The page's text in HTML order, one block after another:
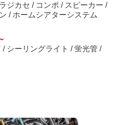
ジカセ / コンポ / スピーカー /
/ ホームシアターシステム
シーリングライト / 蛍光管 /